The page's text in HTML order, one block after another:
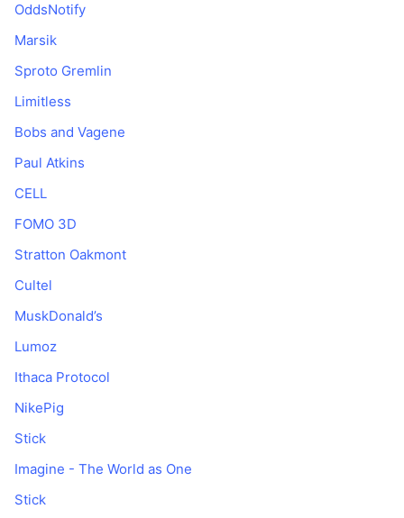
OddsNotify
Marsik
Sproto Gremlin
Limitless
Bobs and Vagene
Paul Atkins
CELL
FOMO 3D
Stratton Oakmont
Cultel
MuskDonald’s
Lumoz
Ithaca Protocol
NikePig
Stick
Imagine - The World as One
Stick